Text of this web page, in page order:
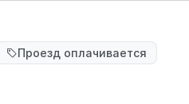
Проезд оплачивается